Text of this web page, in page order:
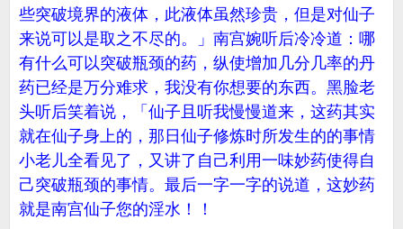
些突破境界的液体，此液体虽然珍贵，但是对仙子
来说可以是取之不尽的。」南宫婉听后冷冷道：哪
有什么可以突破瓶颈的药，纵使增加几分几率的丹
药已经是万分难求，我没有你想要的东西。黑脸老
头听后笑着说，「仙子且听我慢慢道来，这药其实
就在仙子身上的，那日仙子修炼时所发生的的事情
小老儿全看见了，又讲了自己利用一味妙药使得自
己突破瓶颈的事情。最后一字一字的说道，这妙药
就是南宫仙子您的淫水！！